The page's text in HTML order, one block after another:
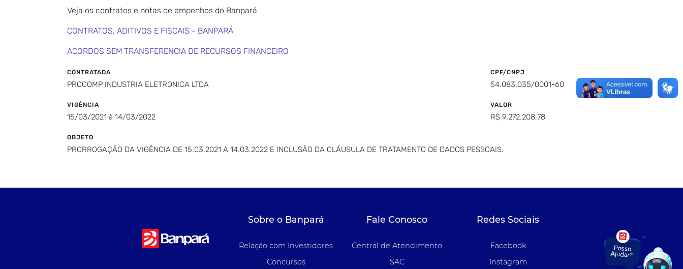
Veja os contratos e notas de empenhos do Banpará
CONTRATOS, ADITIVOS E FISCAIS - BANPARÁ
ACORDOS SEM TRANSFERENCIA DE RECURSOS FINANCEIRO
CONTRATADA
PROCOMP INDUSTRIA ELETRONICA LTDA
CPF/CNPJ
54.083.035/0001-60
VIGÊNCIA
15/03/2021 à 14/03/2022
VALOR
R$ 9.272.208,78
OBJETO
PRORROGAÇÃO DA VIGÊNCIA DE 15.03.2021 A 14.03.2022 E INCLUSÃO DA CLÁUSULA DE TRATAMENTO DE DADOS PESSOAIS.
Sobre o Banpará
Relação com Investidores
Concursos
Fale Conosco
Central de Atendimento
SAC
Redes Sociais
Facebook
Instagram